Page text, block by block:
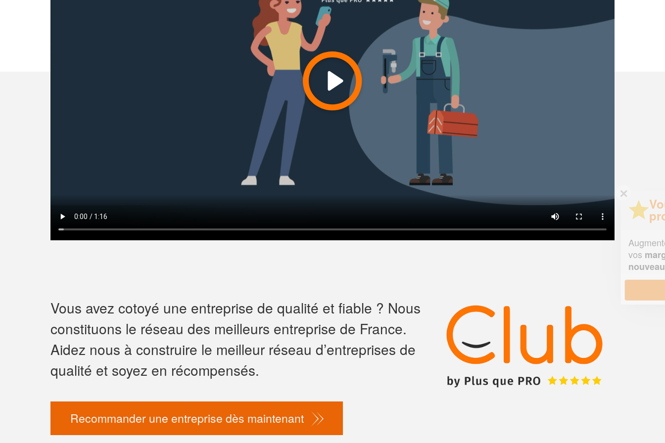
Vous avez cotoyé une entreprise de qualité et fiable ? Nous
constituons le réseau des meilleurs entreprise de France.
Aidez nous à construire le meilleur réseau d’entreprises de
qualité et soyez en récompensés.
Recommander une entreprise dès maintenant
Vous êtes un
professionnel ?
Augmentez votrechiffre d'affaireset
tout en gagnant de